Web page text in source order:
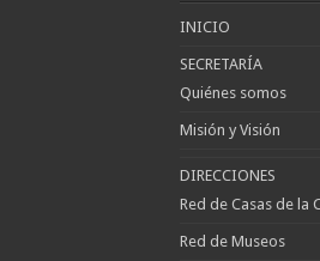
INICIO
SECRETARÍA
Quiénes somos
Misión y Visión
DIRECCIONES
Red de Casas de la
Red de Museos